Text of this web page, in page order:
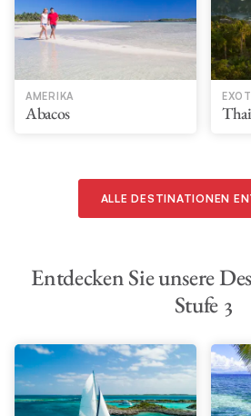
AMERIKA
Abacos
ALLE DESTINATIONEN
Entdecken Sie unsere
Stufe 3